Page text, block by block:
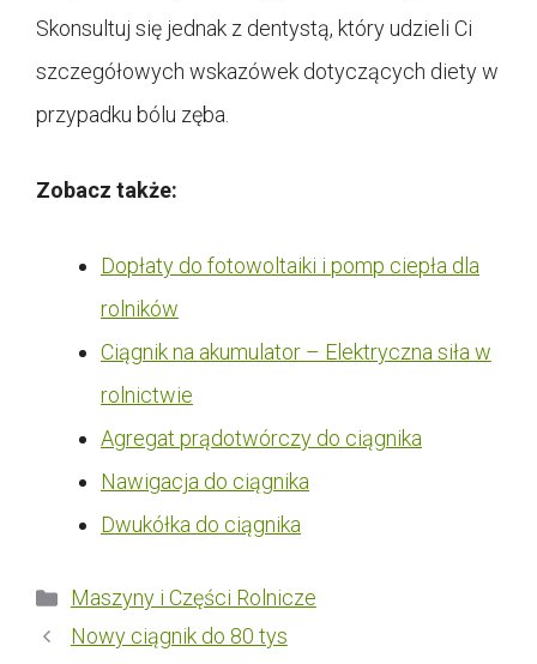
Skonsultuj się jednak z dentystą, który udzieli Ci
szczegółowych wskazówek dotyczących diety w
przypadku bólu zęba.
Zobacz także:
Dopłaty do fotowoltaiki i pomp ciepła dla
rolników
Ciągnik na akumulator – Elektryczna siła w
rolnictwie
Agregat prądotwórczy do ciągnika
Nawigacja do ciągnika
Dwukółka do ciągnika
Kategorie
Maszyny i Części Rolnicze
Nowy ciągnik do 80 tys